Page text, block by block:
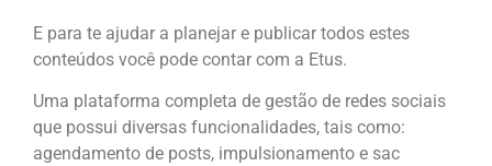
E para te ajudar a planejar e publicar todos estes
conteúdos você pode contar com a Etus.
Uma plataforma completa de gestão de redes sociais
que possui diversas funcionalidades, tais como:
agendamento de posts, impulsionamento e sac